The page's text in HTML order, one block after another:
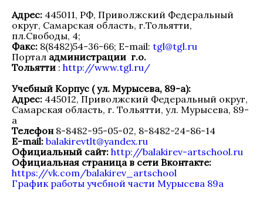
Адрес: 445011, РФ, Приволжский Федеральный
округ, Самарская область, г.Тольятти,
пл.Свободы, 4;
Факс: 8(8482)54-36-66; E-mail: tgl@tgl.ru
Портал администрации г.о.
Тольятти : http://www.tgl.ru/
Учебный Корпус ( ул. Мурысева, 89-а):
Адрес: 445012, Приволжский Федеральный округ,
Самарская область, г. Тольятти, ул. Мурысева, 89-
а
Телефон8-8482-95-05-02, 8-8482-24-86-14
E-mail: balakirevtlt@yandex.ru
Официальный сайт: http://balakirev-artschool.ru
Официальная страница в сети Вконтакте:
https://vk.com/balakirev_artschool
График работы учебной части Мурысева 89а